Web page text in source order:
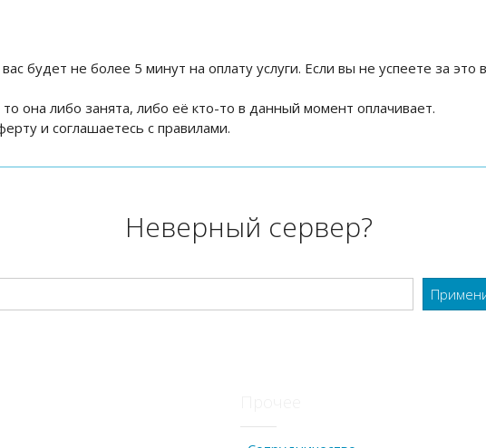
будет не более 5 минут на оплату услуги. Если вы не успеете за это
то она либо занята, либо её кто-то в данный момент оплачивает.
и соглашаетесь с правилами.
Неверный сервер?